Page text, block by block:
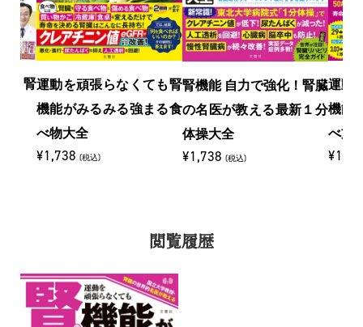
る 腎運動を頑張らなくても腎
機能がみるみる強まる食
べ物大全
¥1,738 (税込)
腎機能 自力で強化！腎臓
の名医が教える最新１分
体操大全
¥1,738 (税込)
運動
機能
べ方
閲覧履歴